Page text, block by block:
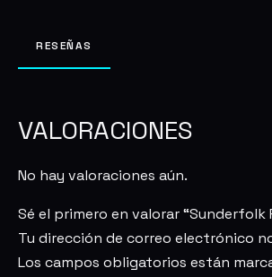
RESEÑAS
VALORACIONES
No hay valoraciones aún.
Sé el primero en valorar “Sunderfolk
Tu dirección de correo electrónico
Los campos obligatorios están